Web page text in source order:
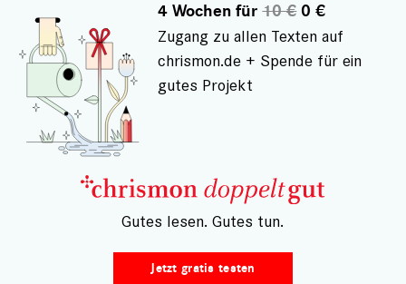
der Republik Moldau, in der Ukraine, in Georgien. Was
haben die denn dort verloren? Warum sorgen Sie sich
mehr um Russland als um die Ukraine? Finden Sie es in
Ordnung, wenn Kyrill Menschenrechte als unrussisch
verurteilt etc.? Fragen über Fragen, die ein
friedensbewegtes Herz scheinbar nicht interessieren
dürfen und einer Politik auf dem Rücken der
Schwächeren Vorschub leisten.
, UM KOMMENTARE VERFASSEN ZU
4 Wochen für10 €0 €
Zugang zu allen Texten auf
chrismon.de + Spende für ein
gutes Projekt
– Gutes lesen. Gutes tun.
Jetzt gratis testen